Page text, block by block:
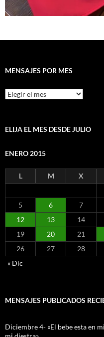
MENSAJES POR MES
Mensajes
por
ELIJA EL MES DESDE JULIO
ENERO 2015
L M X
5
6 7
12
13 14
19
20 21
26
27 28
« Dic
MENSAJES PUBLICADOS
Diciembre 4- «El bebe esta en